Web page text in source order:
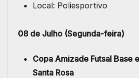
Local: Poliesportivo
08 de Julho (Segunda-feira)
Copa Amizade Futsal Base
Santa Rosa